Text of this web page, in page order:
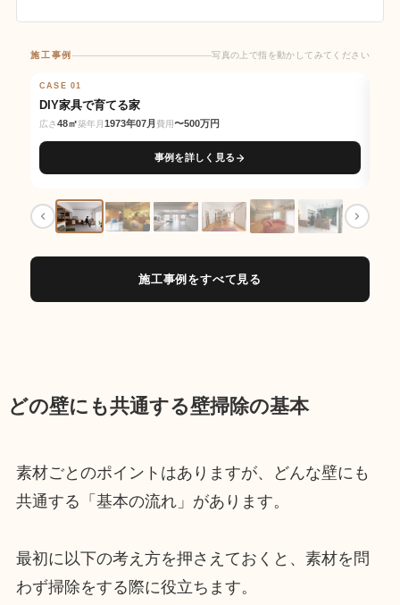
施工事例 写真の上で指を動かしてみてください
BEFORE
写真の上で指を動かしてみてください
CASE 01
DIY家具で育てる家
広さ48㎡築年月 1973年07月 費用〜500万円
事例を詳しく見る
施工事例をすべて見る
どの壁にも共通する壁掃除の基本
素材ごとのポイントはありますが、どんな壁にも
共通する「基本の流れ」があります。
最初に以下の考え方を押さえておくと、素材を問
わず掃除をする際に役立ちます。